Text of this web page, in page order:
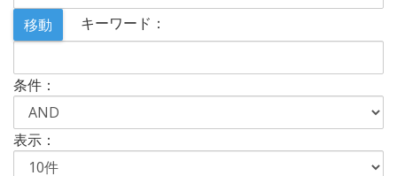
キーワード：
条件：
表示：